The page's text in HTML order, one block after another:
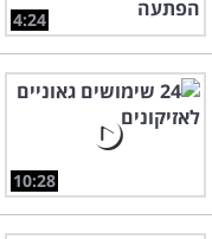
4:24
10:28